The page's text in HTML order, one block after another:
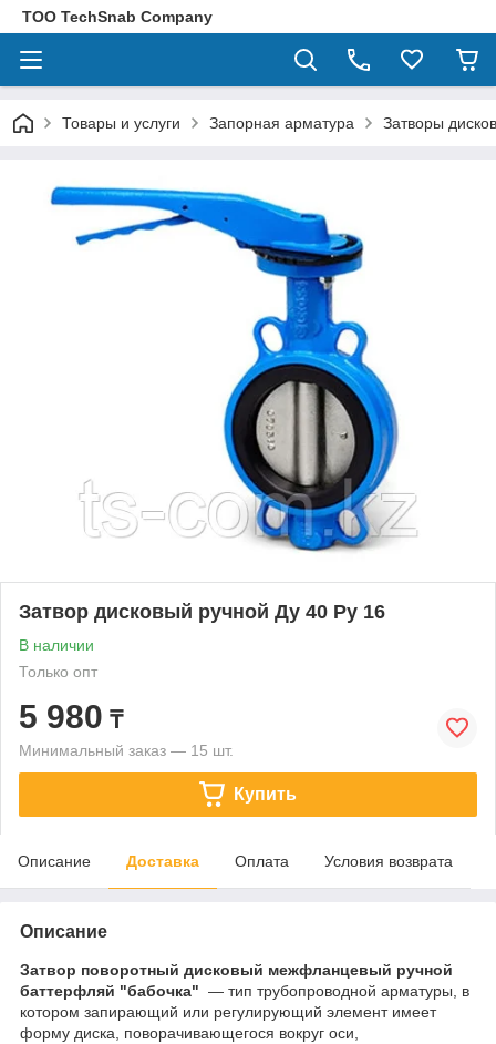
ТОО TechSnab Company
Товары и услуги Запорная арматура Затворы
Затвор дисковый ручной Ду 40 Ру 16
В наличии
Только опт
5 980 ₸
Минимальный заказ — 15 шт.
Купить
Описание Доставка Оплата Условия возврата
Описание
Затвор поворотный дисковый межфланцевый ручной
баттерфляй "бабочка" — тип трубопроводной арматуры, в
котором запирающий или регулирующий элемент имеет
форму диска, поворачивающегося вокруг оси,